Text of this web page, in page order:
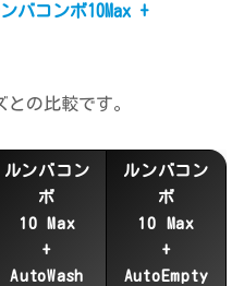
バコンボ10Max +
の比較です。
ルンバコン
ボ
10 Max
+
AutoWash
ルンバコン
ボ
10 Max
+
AutoEmpty